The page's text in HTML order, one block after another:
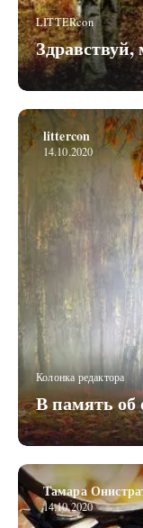
LITTERcon
Колонка редактора
В память
littercon
14.10.2020
Тамара
14.10.2020